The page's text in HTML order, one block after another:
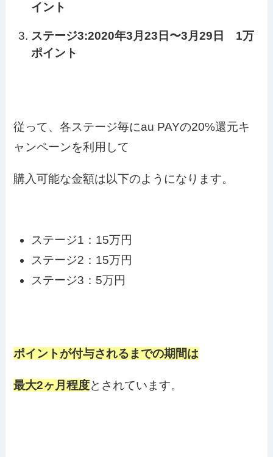
イント
ステージ3:2020年3月23日〜3月29日 1万
ポイント
従って、各ステージ毎にau PAYの20%還元キ
ャンペーンを利用して
購入可能な金額は以下のようになります。
ステージ1：15万円
ステージ2：15万円
ステージ3：5万円
ポイントが付与されるまでの期間は
最大2ヶ月程度とされています。